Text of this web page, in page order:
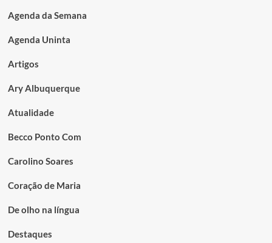
Agenda da Semana
Agenda Uninta
Artigos
Ary Albuquerque
Atualidade
Becco Ponto Com
Carolino Soares
Coração de Maria
De olho na língua
Destaques